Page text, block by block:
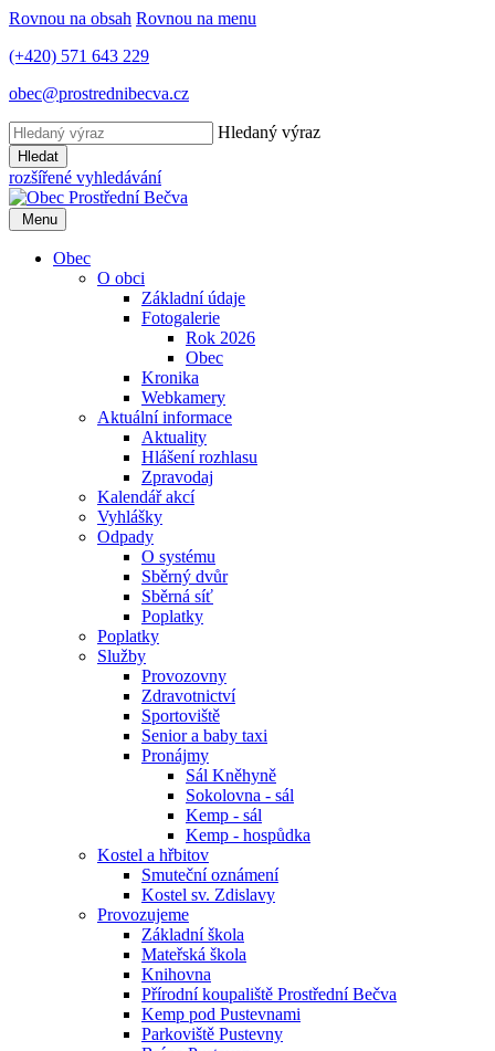
Rovnou na obsah Rovnou na menu
(+420) 571 643 229
obec@prostrednibecva.cz
Hledaný výraz
Hledat
rozšířené vyhledávání
Menu
Obec
O obci
Základní údaje
Fotogalerie
Rok 2026
Obec
Kronika
Webkamery
Aktuální informace
Aktuality
Hlášení rozhlasu
Zpravodaj
Kalendář akcí
Vyhlášky
Odpady
O systému
Sběrný dvůr
Sběrná síť
Poplatky
Poplatky
Služby
Provozovny
Zdravotnictví
Sportoviště
Senior a baby taxi
Pronájmy
Sál Kněhyně
Sokolovna - sál
Kemp - sál
Kemp - hospůdka
Kostel a hřbitov
Smuteční oznámení
Kostel sv. Zdislavy
Provozujeme
Základní škola
Mateřská škola
Knihovna
Přírodní koupaliště Prostřední Bečva
Kemp pod Pustevnami
Parkoviště Pustevny